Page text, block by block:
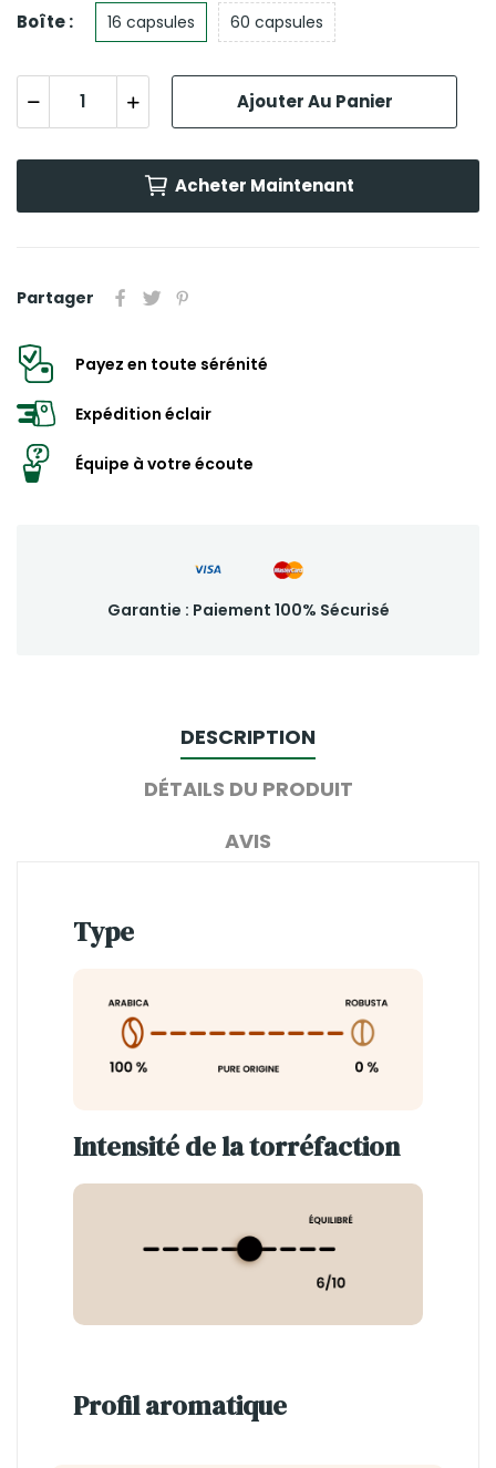
Boîte : 16 capsules 60 capsules
Ajouter Au Panier
Acheter Maintenant
Partager
Payez en toute sérénité
Expédition éclair
Équipe à votre écoute
Garantie : Paiement 100% Sécurisé
DESCRIPTION
DÉTAILS DU PRODUIT
AVIS
Type
Intensité de la torréfaction
Profil aromatique